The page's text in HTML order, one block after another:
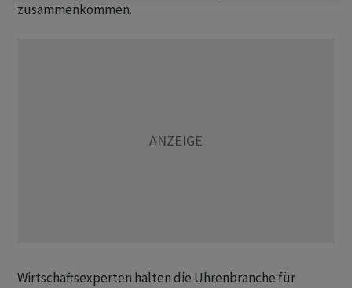
zusammenkommen.
Wirtschaftsexperten halten die Uhrenbranche für